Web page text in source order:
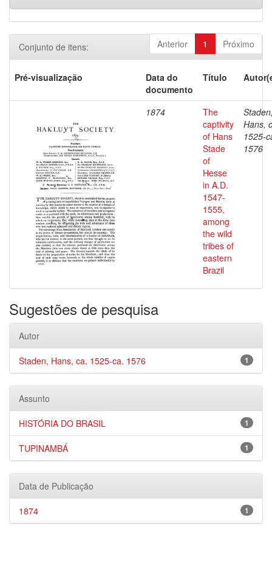
Anterior 1 Próximo
Conjunto de itens:
Pré-visualização
Data do
documento
Título
1874
The
captivity
of Hans
Stade
of
Hesse
in A.D.
1547-
1555,
among
the wild
tribes of
eastern
Brazil
Hans,
1525-
1576
Sugestões de pesquisa
Autor
1
Staden, Hans, ca. 1525-ca. 1576
Assunto
1
HISTÓRIA DO BRASIL
1
TUPINAMBÁ
Data de Publicação
1
1874